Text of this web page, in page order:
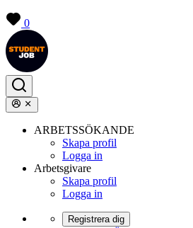
0
ARBETSSÖKANDE
Skapa profil
Logga in
Arbetsgivare
Skapa profil
Logga in
Registrera dig